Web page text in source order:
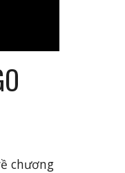
chương